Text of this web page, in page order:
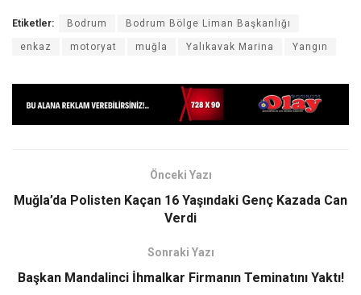
Etiketler: Bodrum Bodrum Bölge Liman Başkanlığı
enkaz motoryat muğla Yalıkavak Marina Yangın
Önceki Yazı
Muğla’da Polisten Kaçan 16 Yaşındaki Genç Kazada Can
Verdi
Sonraki Yazı
Başkan Mandalinci İhmalkar Firmanın Teminatını Yaktı!